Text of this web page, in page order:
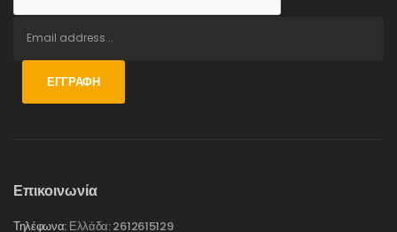
ΕΓΓΡΑΦΉ
Επικοινωνία
Τηλέφωνα: Ελλάδα: 2612615129